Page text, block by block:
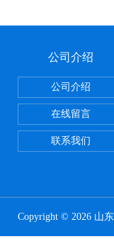
公司介绍
公司介绍
在线留言
联系我们
Copyright © 2026 山